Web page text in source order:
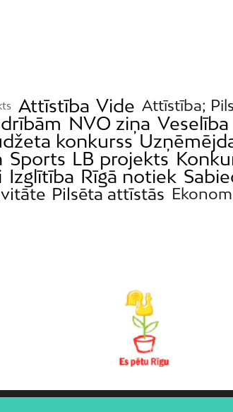
Attīstība Vide Attīstība;
NVO ziņa Veselība
konkurss
Sports LB projekts
Izglītība Rīgā notiek
Pilsēta attīstās